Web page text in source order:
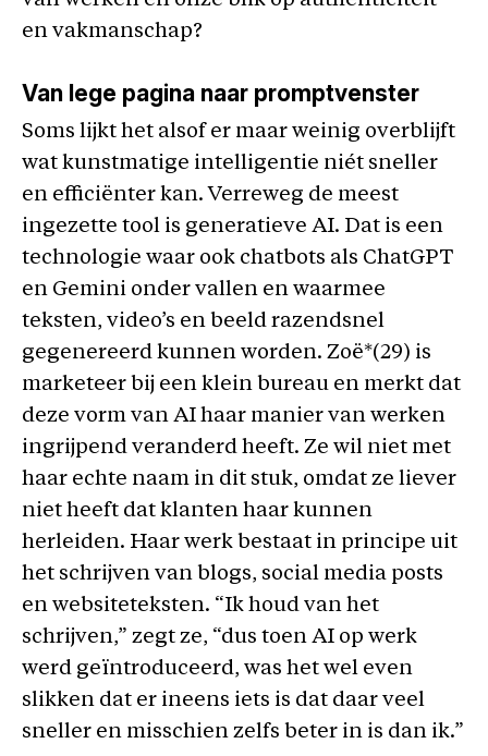
en vakmanschap?
Van lege pagina naar promptvenster
Soms lijkt het alsof er maar weinig overblijft
wat kunstmatige intelligentie niét sneller
en efficiënter kan. Verreweg de meest
ingezette tool is generatieve AI. Dat is een
technologie waar ook chatbots als ChatGPT
en Gemini onder vallen en waarmee
teksten, video’s en beeld razendsnel
gegenereerd kunnen worden. Zoë*(29) is
marketeer bij een klein bureau en merkt dat
deze vorm van AI haar manier van werken
ingrijpend veranderd heeft. Ze wil niet met
haar echte naam in dit stuk, omdat ze liever
niet heeft dat klanten haar kunnen
herleiden. Haar werk bestaat in principe uit
het schrijven van blogs, social media posts
en websiteteksten. “Ik houd van het
schrijven,” zegt ze, “dus toen AI op werk
werd geïntroduceerd, was het wel even
slikken dat er ineens iets is dat daar veel
sneller en misschien zelfs beter in is dan ik.”